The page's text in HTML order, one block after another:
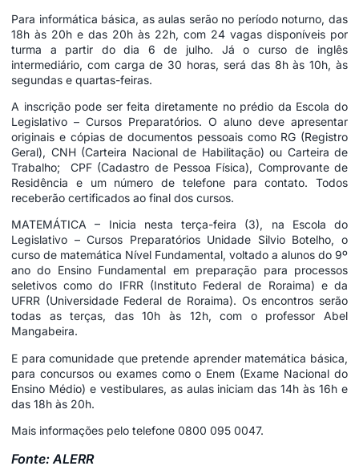
Para informática básica, as aulas serão no período noturno, das
18h às 20h e das 20h às 22h, com 24 vagas disponíveis por
turma a partir do dia 6 de julho. Já o curso de inglês
intermediário, com carga de 30 horas, será das 8h às 10h, às
segundas e quartas-feiras.
A inscrição pode ser feita diretamente no prédio da Escola do
Legislativo – Cursos Preparatórios. O aluno deve apresentar
originais e cópias de documentos pessoais como RG (Registro
Geral), CNH (Carteira Nacional de Habilitação) ou Carteira de
Trabalho; CPF (Cadastro de Pessoa Física), Comprovante de
Residência e um número de telefone para contato. Todos
receberão certificados ao final dos cursos.
MATEMÁTICA – Inicia nesta terça-feira (3), na Escola do
Legislativo – Cursos Preparatórios Unidade Silvio Botelho, o
curso de matemática Nível Fundamental, voltado a alunos do 9º
ano do Ensino Fundamental em preparação para processos
seletivos como do IFRR (Instituto Federal de Roraima) e da
UFRR (Universidade Federal de Roraima). Os encontros serão
todas as terças, das 10h às 12h, com o professor Abel
Mangabeira.
E para comunidade que pretende aprender matemática básica,
para concursos ou exames como o Enem (Exame Nacional do
Ensino Médio) e vestibulares, as aulas iniciam das 14h às 16h e
das 18h às 20h.
Mais informações pelo telefone 0800 095 0047.
Fonte: ALERR